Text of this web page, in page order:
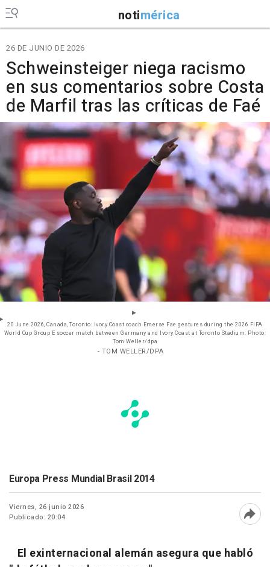
notimérica
26 DE JUNIO DE 2026
Schweinsteiger niega racismo
en sus comentarios sobre Costa
de Marfil tras las críticas de Faé
20 June 2026, Canada, Toronto: Ivory Coast coach Emerse Fae gestures during the 2026 FIFA
World Cup Group E soccer match between Germany and Ivory Coast at Toronto Stadium. Photo:
Tom Weller/dpa
- TOM WELLER/DPA
Europa Press Mundial Brasil 2014
Viernes, 26 junio 2026
Publicado: 20:04
El exinternacional alemán asegura que habló